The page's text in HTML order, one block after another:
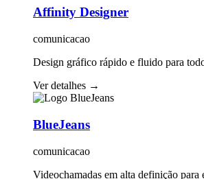
Affinity Designer
comunicacao
Design gráfico rápido e fluido para
Ver detalhes →
BlueJeans
comunicacao
Videochamadas em alta definição para